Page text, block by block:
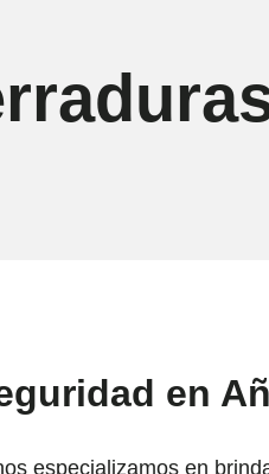
en
especializamos en